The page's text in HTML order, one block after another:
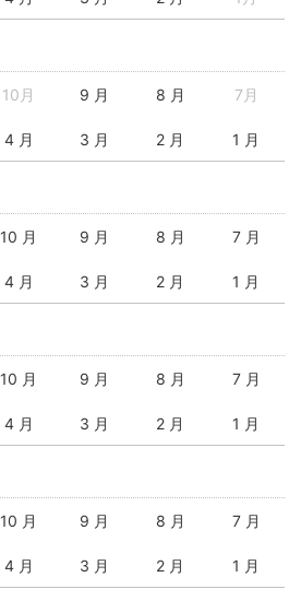
10月 9 月 8 月 7月
4 月 3 月 2 月 1 月
10 月 9 月 8 月 7 月
4 月 3 月 2 月 1 月
10 月 9 月 8 月 7 月
4 月 3 月 2 月 1 月
10 月 9 月 8 月 7 月
4 月 3 月 2 月 1 月